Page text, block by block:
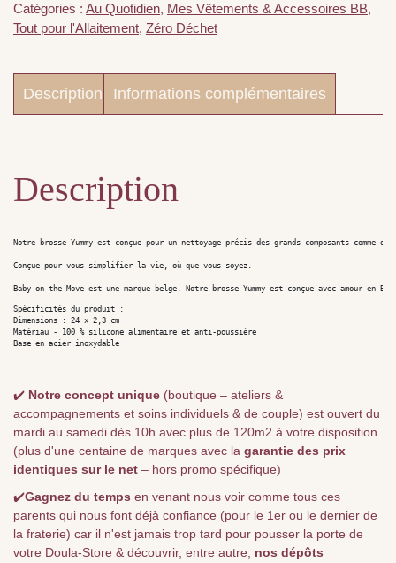
Catégories : Au Quotidien, Mes Vêtements & Accessoires BB,
Tout pour l'Allaitement, Zéro Déchet
Description Informations complémentaires
Description
Notre brosse Yummy est conçue pour un nettoyage précis des grands composants
Conçue pour vous simplifier la vie, où que vous soyez.
Baby on the Move est une marque belge. Notre brosse Yummy est conçue avec amour en
Spécificités du produit :
Dimensions : 24 x 2,3 cm
Matériau - 100 % silicone alimentaire et anti-poussière
Base en acier inoxydable
✔️ Notre concept unique (boutique – ateliers &
accompagnements et soins individuels & de couple) est ouvert du
mardi au samedi dès 10h avec plus de 120m2 à votre disposition.
(plus d'une centaine de marques avec la garantie des prix
identiques sur le net – hors promo spécifique)
✔️Gagnez du temps en venant nous voir comme tous ces
parents qui nous font déjà confiance (pour le 1er ou le dernier de
la fraterie) car il n'est jamais trop tard pour pousser la porte de
votre Doula-Store & découvrir, entre autre, nos dépôts